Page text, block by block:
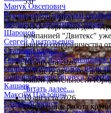
Манук Овсепович
Руководитель практики
Трудовое и спортивное право
Шаронов
Сергей Анатольевич
Старший юрист
Гражданское право, жилищное
сопровождение сделок,
сопровождение бизнеса,
Кашаев
Максим Павлович
Старший юрист
14 апреля 2020
ООО "Торговый дом
компанией "Двитекс"
нашего сотрудничества
Читать далее....
10 августа 2026
Уже не первый год
нашей деятельности
Читать далее....
10 августа 2026
Отлаженная работа